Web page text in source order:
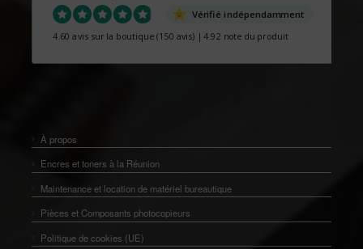
Vérifié indépendamment
4.60 avis sur la boutique (150 avis) |4.92 note du produit
À propos
Encres et toners à la Réunion
Maintenance et location de matériel bureautique
Pièces et Composants photocopieurs
Politique de cookies (UE)